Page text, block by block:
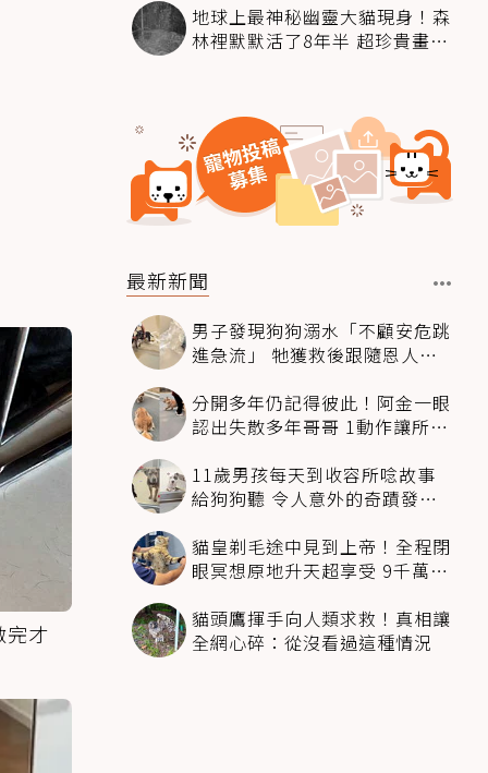
完才
地球上最神秘幽靈大貓現身！森
林裡默默活了8年半 超珍貴畫面
最新新聞
男子發現狗狗溺水「不顧安危跳
進急流」 牠獲救後跟隨恩人不
分開多年仍記得彼此！阿金一眼
認出失散多年哥哥 1動作讓所有
11歲男孩每天到收容所唸故事
給狗狗聽 令人意外的奇蹟發生
貓皇剃毛途中見到上帝！全程閉
眼冥想原地升天超享受 9千萬人
貓頭鷹揮手向人類求救！真相讓
全網心碎：從沒看過這種情況